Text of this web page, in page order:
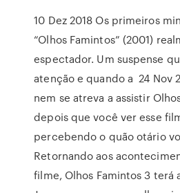
10 Dez 2018 Os primeiros
“Olhos Famintos” (2001)
espectador. Um suspense
atenção e quando a 24 Nov
nem se atreva a assistir
depois que você ver esse
percebendo o quão otário
Retornando aos
filme, Olhos Famintos 3 terá